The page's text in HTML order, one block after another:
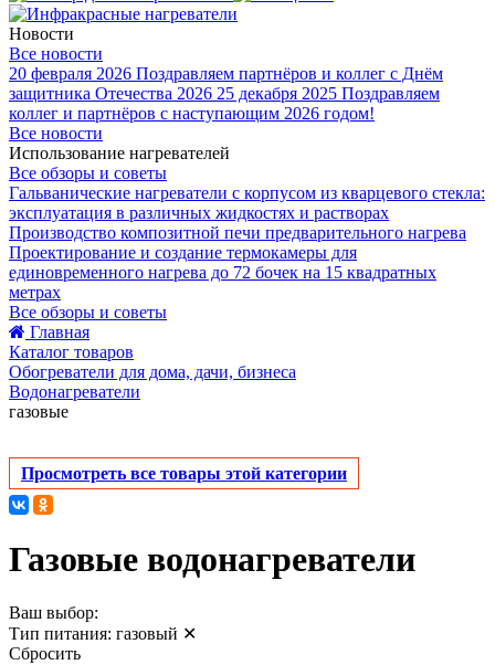
Новости
Все новости
20 февраля 2026 Поздравляем партнёров и коллег с Днём
защитника Отечества 2026 25 декабря 2025 Поздравляем
коллег и партнёров с наступающим 2026 годом!
Все новости
Использование нагревателей
Все обзоры и советы
Гальванические нагреватели с корпусом из кварцевого стекла:
эксплуатация в различных жидкостях и растворах
Производство композитной печи предварительного нагрева
Проектирование и создание термокамеры для
единовременного нагрева до 72 бочек на 15 квадратных
метрах
Все обзоры и советы
Главная
Каталог товаров
Обогреватели для дома, дачи, бизнеса
Водонагреватели
газовые
Просмотреть все товары этой категории
Газовые водонагреватели
Ваш выбор:
Тип питания: газовый ✕
Сбросить